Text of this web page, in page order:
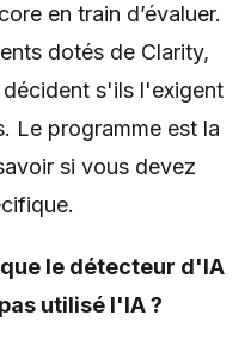
en train d’évaluer.
dotés de Clarity,
s'ils l'exigent
Le programme est la
si vous devez
le détecteur d'IA
utilisé l'IA ?